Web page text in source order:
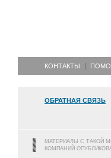
КОНТАКТЫ
ОБРАТНАЯ СВЯЗЬ
МАТЕРИАЛЫ С ТАКОЙ
КОМПАНИЙ